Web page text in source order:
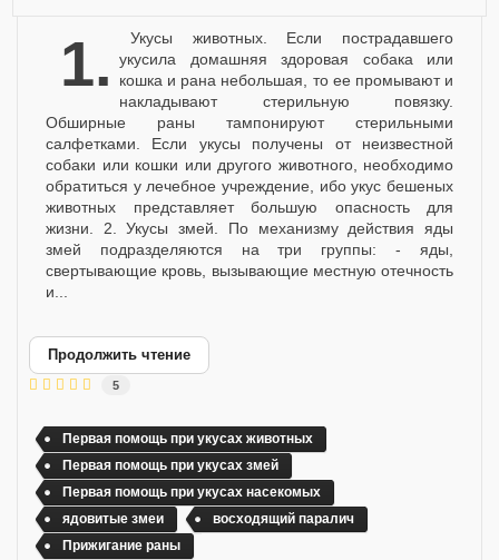
1. Укусы животных. Если пострадавшего
укусила домашняя здоровая собака или
кошка и рана небольшая, то ее промывают и
накладывают стерильную повязку.
Обширные раны тампонируют стерильными
салфетками. Если укусы получены от неизвестной
собаки или кошки или другого животного, необходимо
обратиться у лечебное учреждение, ибо укус бешеных
животных представляет большую опасность для
жизни. 2. Укусы змей. По механизму действия яды
змей подразделяются на три группы: - яды,
свертывающие кровь, вызывающие местную отечность
и...
Продолжить чтение
5
Первая помощь при укусах животных
Первая помощь при укусах змей
Первая помощь при укусах насекомых
ядовитые змеи
восходящий паралич
Прижигание раны